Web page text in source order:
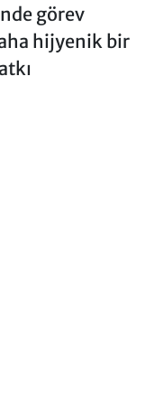
görev
hijyenik bir